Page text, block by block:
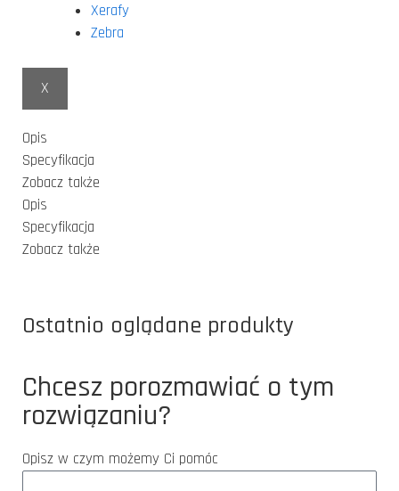
Xerafy
Zebra
X
Opis
Specyfikacja
Zobacz także
Opis
Specyfikacja
Zobacz także
Ostatnio oglądane produkty
Chcesz porozmawiać o tym
rozwiązaniu?
Opisz w czym możemy Ci pomóc